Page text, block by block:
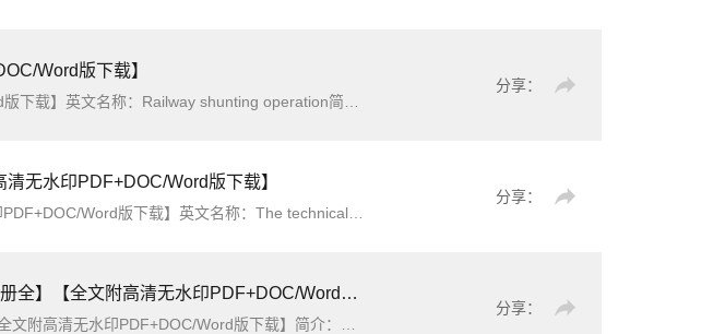
Word版下载】
分享：
无水印PDF+DOC/Word版下载】
specifications for automatic acceptance of substation monitoring and control informa
分享：
【全文附高清无水印PDF+DOC/Word版下载】
分享：